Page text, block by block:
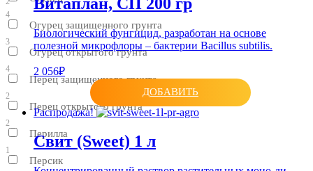
4
Огурец защищенного грунта
3
Огурец открытого грунта
4
Перец защищенного грунта
2
Перец открытого грунта
2
Перилла
1
Персик
Биологический фунгицид, разработан на основе
полезной микрофлоры – бактерии Bacillus subtilis.
2 056₽
ДОБАВИТЬ
Распродажа!
Свит (Sweet) 1 л